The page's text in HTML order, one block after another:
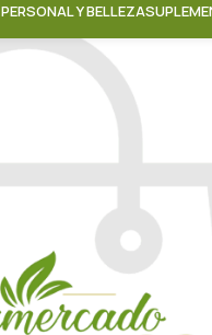
Y BELLEZA